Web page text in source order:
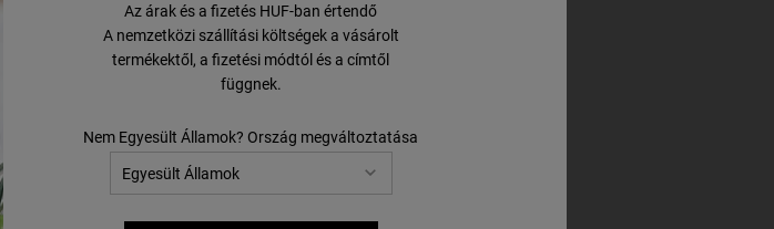
Creme de Corps
Az árak és a fizetés HUF-ban értendő
A nemzetközi szállítási költségek a vásárolt
termékektől, a fizetési módtól és a címtől
függnek.
Nem Egyesült Államok? Ország megváltoztatása